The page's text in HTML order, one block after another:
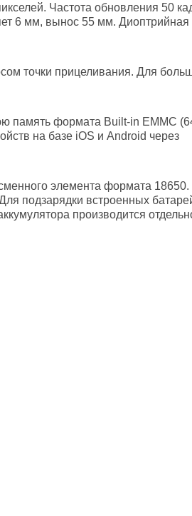
Частота обновления 50
6 мм, вынос 55 мм. Диоптрийная
точки прицеливания. Для
память формата Built-in EMMC
на базе iOS и Android через
элемента формата 18650.
подзарядки встроенных
производится